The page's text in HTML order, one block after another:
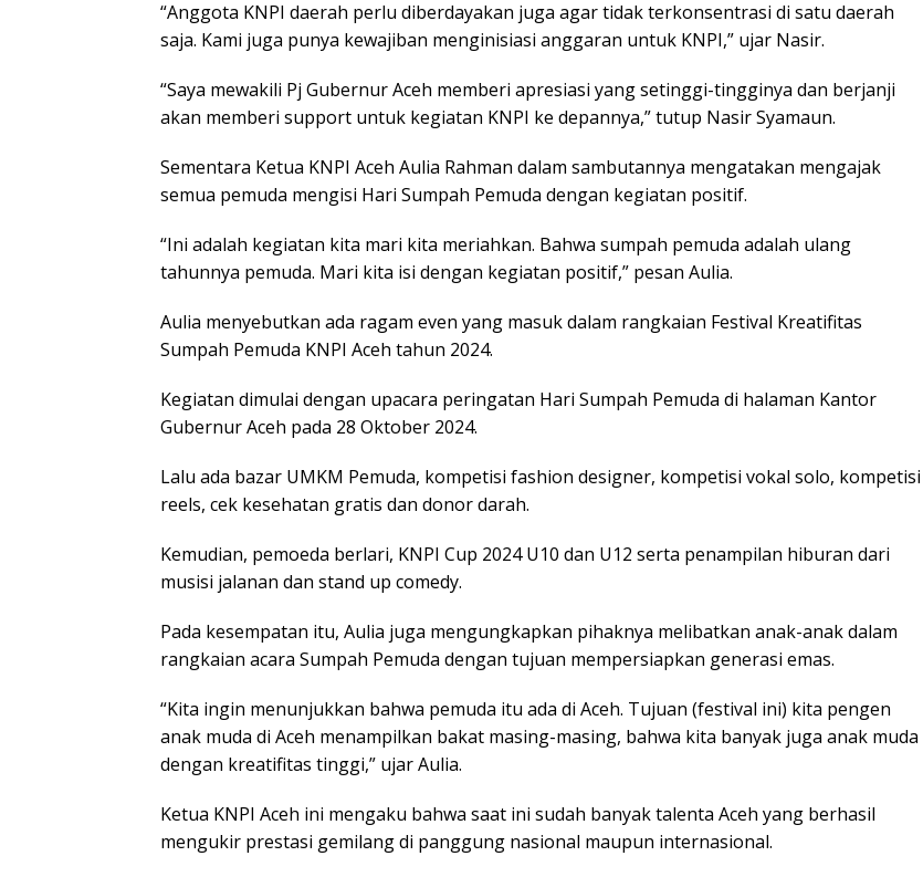
“Anggota KNPI daerah perlu diberdayakan juga agar tidak terkonsentrasi di satu daerah
saja. Kami juga punya kewajiban menginisiasi anggaran untuk KNPI,” ujar Nasir.
“Saya mewakili Pj Gubernur Aceh memberi apresiasi yang setinggi-tingginya dan berjanji
akan memberi support untuk kegiatan KNPI ke depannya,” tutup Nasir Syamaun.
Sementara Ketua KNPI Aceh Aulia Rahman dalam sambutannya mengatakan mengajak
semua pemuda mengisi Hari Sumpah Pemuda dengan kegiatan positif.
“Ini adalah kegiatan kita mari kita meriahkan. Bahwa sumpah pemuda adalah ulang
tahunnya pemuda. Mari kita isi dengan kegiatan positif,” pesan Aulia.
Aulia menyebutkan ada ragam even yang masuk dalam rangkaian Festival Kreatifitas
Sumpah Pemuda KNPI Aceh tahun 2024.
Kegiatan dimulai dengan upacara peringatan Hari Sumpah Pemuda di halaman Kantor
Gubernur Aceh pada 28 Oktober 2024.
Lalu ada bazar UMKM Pemuda, kompetisi fashion designer, kompetisi vokal solo, kompetisi
reels, cek kesehatan gratis dan donor darah.
Kemudian, pemoeda berlari, KNPI Cup 2024 U10 dan U12 serta penampilan hiburan dari
musisi jalanan dan stand up comedy.
Pada kesempatan itu, Aulia juga mengungkapkan pihaknya melibatkan anak-anak dalam
rangkaian acara Sumpah Pemuda dengan tujuan mempersiapkan generasi emas.
“Kita ingin menunjukkan bahwa pemuda itu ada di Aceh. Tujuan (festival ini) kita pengen
anak muda di Aceh menampilkan bakat masing-masing, bahwa kita banyak juga anak muda
dengan kreatifitas tinggi,” ujar Aulia.
Ketua KNPI Aceh ini mengaku bahwa saat ini sudah banyak talenta Aceh yang berhasil
mengukir prestasi gemilang di panggung nasional maupun internasional.